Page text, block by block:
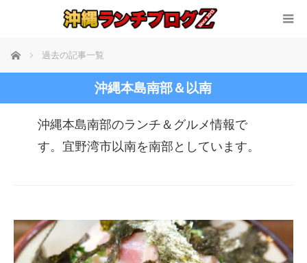
ホーム 過去の記事一覧
沖縄本島南部＆以南
沖縄本島南部のランチ＆グルメ情報で
す。宜野湾市以南を南部としています。